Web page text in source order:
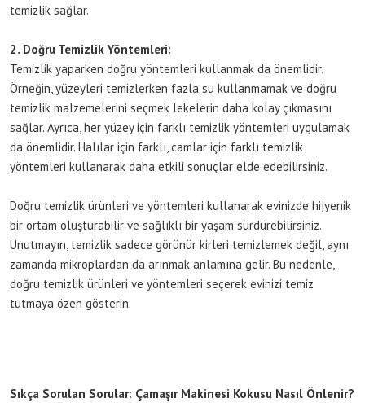
temizlik sağlar.
2. Doğru Temizlik Yöntemleri:
Temizlik yaparken doğru yöntemleri kullanmak da önemlidir.
Örneğin, yüzeyleri temizlerken fazla su kullanmamak ve doğru
temizlik malzemelerini seçmek lekelerin daha kolay çıkmasını
sağlar. Ayrıca, her yüzey için farklı temizlik yöntemleri uygulamak
da önemlidir. Halılar için farklı, camlar için farklı temizlik
yöntemleri kullanarak daha etkili sonuçlar elde edebilirsiniz.
Doğru temizlik ürünleri ve yöntemleri kullanarak evinizde hijyenik
bir ortam oluşturabilir ve sağlıklı bir yaşam sürdürebilirsiniz.
Unutmayın, temizlik sadece görünür kirleri temizlemek değil, aynı
zamanda mikroplardan da arınmak anlamına gelir. Bu nedenle,
doğru temizlik ürünleri ve yöntemleri seçerek evinizi temiz
tutmaya özen gösterin.
Sıkça Sorulan Sorular: Çamaşır Makinesi Kokusu Nasıl Önlenir?